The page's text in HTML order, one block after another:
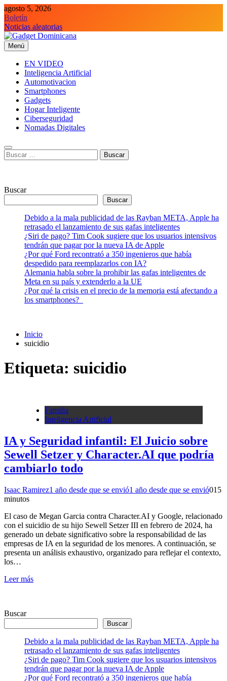
Saltar
al
contenido
agosto 5, 2026
Boletín
Noticias aleatorias
Gadget Dominicana
Gadgets y Tecnología de consumo
Menú
EN VIDEO
Inteligencia Artificial
Automotivacion
Smartphones
Gadgets
Hogar Inteligente
Ciberseguridad
Nomadas Digitales
Buscar:
Buscar
Buscar
Debido a la mala publicidad de las Rayban META, Apple ha
retrasado el lanzamiento de sus gafas inteligentes
¿Siri de pago? Tim Cook sugiere que los usuarios intensivos
tendrán que pagar por la nueva IA de Apple
¿Por qué Ford recontrató a 350 ingenieros que había
despedido para reemplazarlos con IA?
Alemania habla sobre la prohibir las gafas inteligentes de
Meta en su país y extenderlo a la UE
¿Por qué la crisis en el precio de la memoria está afectando a
los smartphones?
Inicio
suicidio
Etiqueta: suicidio
Familia
Inteligencia Artificial
IA y Seguridad infantil: El Juicio sobre
Sewell Setzer y Character.AI que podría
cambiarlo todo
Isaac Ramirez1 año desde que se envió1 año desde que se envió015
minutos
El caso de Megan Garcia contra Character.AI y Google, relacionado
con el suicidio de su hijo Sewell Setzer III en febrero de 2024, ha
generado un debate significativo sobre la responsabilidad de las
empresas de IA en la seguridad de los menores. A continuación, se
presenta un análisis exhaustivo, organizado para reflejar el contexto,
los…
Leer más
Buscar
Buscar
Debido a la mala publicidad de las Rayban META, Apple ha
retrasado el lanzamiento de sus gafas inteligentes
¿Siri de pago? Tim Cook sugiere que los usuarios intensivos
tendrán que pagar por la nueva IA de Apple
¿Por qué Ford recontrató a 350 ingenieros que había